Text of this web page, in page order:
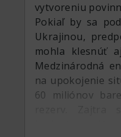
vytvoreniu
Pokiaľ by sa
Ukrajinou,
mohla klesnúť
Medzinárodná
na upokojenie
60 miliónov